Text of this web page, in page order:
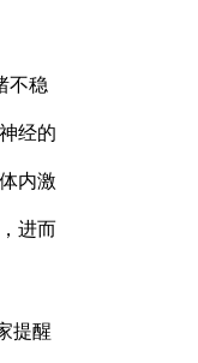
不稳
经的
内激
进而
提醒